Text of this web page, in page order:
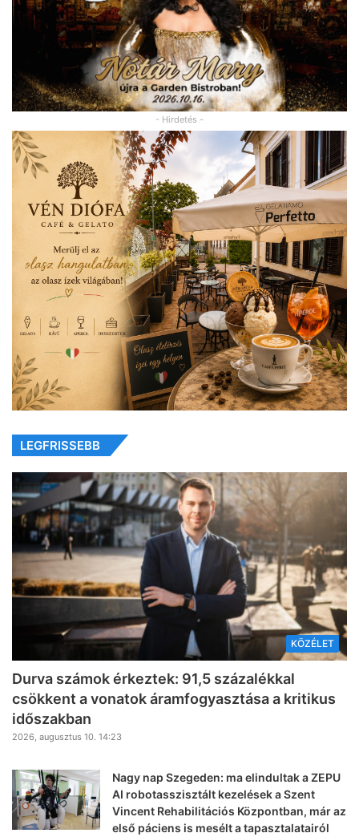
- Hirdetés -
LEGFRISSEBB
KÖZÉLET
Durva számok érkeztek: 91,5 százalékkal
csökkent a vonatok áramfogyasztása a kritikus
időszakban
2026, augusztus 10. 14:23
Nagy nap Szegeden: ma elindultak a ZEPU
AI robotasszisztált kezelések a Szent
Vincent Rehabilitációs Központban, már az
első páciens is mesélt a tapasztalatairól